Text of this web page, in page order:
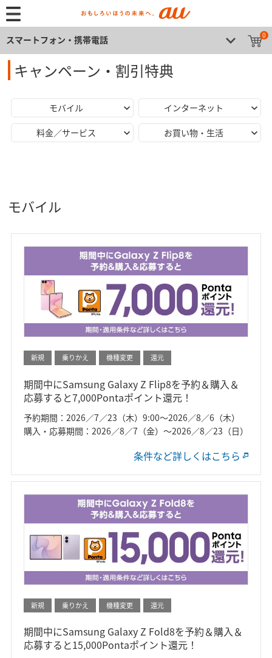
スマートフォン・携帯電話 0
キャンペーン・割引特典
モバイル インターネット
料金／サービス お買い物・生活
モバイル
新規 乗りかえ 機種変更 還元
期間中にSamsung Galaxy Z Flip8を予約＆購入＆
応募すると7,000Pontaポイント還元！
予約期間：2026／7／23（木）9:00～2026／8／6（木）
購入・応募期間：2026／8／7（金）～2026／8／23（日）
条件など詳しくはこちら
新規 乗りかえ 機種変更 還元
期間中にSamsung Galaxy Z Fold8を予約＆購入＆
応募すると15,000Pontaポイント還元！